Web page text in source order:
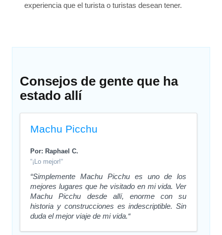
experiencia que el turista o turistas desean tener.
Consejos de gente que ha
estado allí
Machu Picchu
Por: Raphael C.
“¡Lo mejor!“
“Simplemente Machu Picchu es uno de los
mejores lugares que he visitado en mi vida. Ver
Machu Picchu desde allí, enorme con su
historia y construcciones es indescriptible. Sin
duda el mejor viaje de mi vida.“